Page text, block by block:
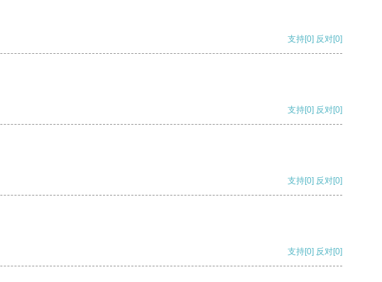
支持[0] 反对[0]
支持[0] 反对[0]
支持[0] 反对[0]
支持[0] 反对[0]